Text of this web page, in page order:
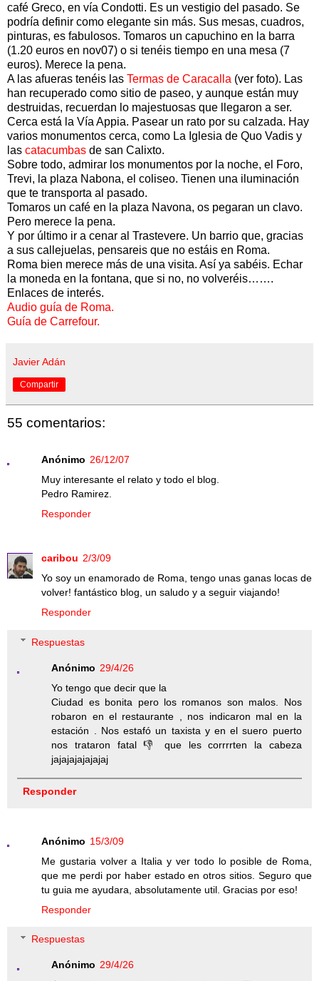
café Greco, en vía Condotti. Es un vestigio del pasado. Se
podría definir como elegante sin más. Sus mesas, cuadros,
pinturas, es fabulosos. Tomaros un capuchino en la barra
(1.20 euros en nov07) o si tenéis tiempo en una mesa (7
euros). Merece la pena.
A las afueras tenéis las Termas de Caracalla (ver foto). Las
han recuperado como sitio de paseo, y aunque están muy
destruidas, recuerdan lo majestuosas que llegaron a ser.
Cerca está la Vía Appia. Pasear un rato por su calzada. Hay
varios monumentos cerca, como La Iglesia de Quo Vadis y
las catacumbas de san Calixto.
Sobre todo, admirar los monumentos por la noche, el Foro,
Trevi, la plaza Nabona, el coliseo. Tienen una iluminación
que te transporta al pasado.
Tomaros un café en la plaza Navona, os pegaran un clavo.
Pero merece la pena.
Y por último ir a cenar al Trastevere. Un barrio que, gracias
a sus callejuelas, pensareis que no estáis en Roma.
Roma bien merece más de una visita. Así ya sabéis. Echar
la moneda en la fontana, que si no, no volveréis…….
Enlaces de interés.
Audio guía de Roma.
Guía de Carrefour.
Javier Adán
Compartir
55 comentarios:
Anónimo 26/12/07
Muy interesante el relato y todo el blog.
Pedro Ramirez.
Responder
caribou 2/3/09
Yo soy un enamorado de Roma, tengo unas ganas locas de
volver! fantástico blog, un saludo y a seguir viajando!
Responder
Respuestas
Anónimo 29/4/26
Yo tengo que decir que la
Ciudad es bonita pero los romanos son malos. Nos
robaron en el restaurante , nos indicaron mal en la
estación . Nos estafó un taxista y en el suero puerto
nos trataron fatal 👎 que les corrrrten la cabeza
jajajajajajajaj
Responder
Anónimo 15/3/09
Me gustaria volver a Italia y ver todo lo posible de Roma,
que me perdi por haber estado en otros sitios. Seguro que
tu guia me ayudara, absolutamente util. Gracias por eso!
Responder
Respuestas
Anónimo 29/4/26